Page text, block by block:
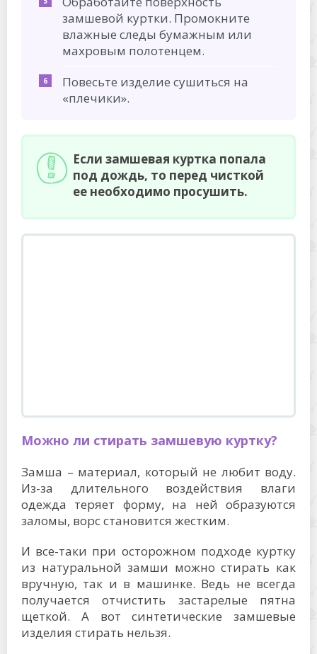
замшевой куртки. Промокните
влажные следы бумажным или
махровым полотенцем.
Повесьте изделие сушиться на
«плечики».
Если замшевая куртка попала
под дождь, то перед чисткой
ее необходимо просушить.
Можно ли стирать замшевую куртку?
Замша – материал, который не любит воду.
Из-за длительного воздействия влаги
одежда теряет форму, на ней образуются
заломы, ворс становится жестким.
И все-таки при осторожном подходе куртку
из натуральной замши можно стирать как
вручную, так и в машинке. Ведь не всегда
получается отчистить застарелые пятна
щеткой. А вот синтетические замшевые
изделия стирать нельзя.